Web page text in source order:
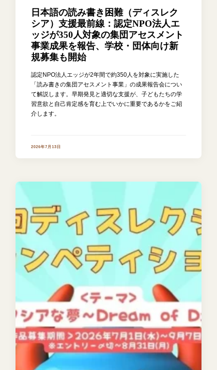
日本語の読み書き困難（ディスレク
シア）支援最前線：認定NPO法人エ
ッジが350人対象の集団アセスメント
事業成果を報告、学校・団体向け新
規募集も開始
認定NPO法人エッジが2年間で約350人を対象に実施した
「読み書きの集団アセスメント事業」の成果報告会につい
て解説します。早期発見と適切な支援が、子どもたちの学
習意欲と自己肯定感を育む上でいかに重要であるかをご紹
介します。
2026年7月13日